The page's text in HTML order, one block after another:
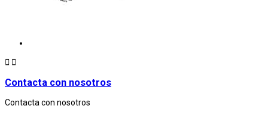
 
Contacta con nosotros
Contacta con nosotros